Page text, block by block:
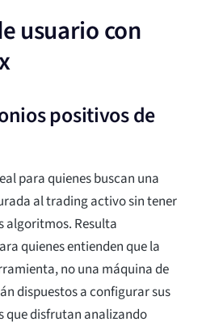
usuario con
positivos de
para quienes buscan una
al trading activo sin tener
algoritmos. Resulta
quienes entienden que la
no una máquina de
dispuestos a configurar sus
que disfrutan analizando